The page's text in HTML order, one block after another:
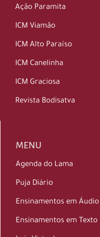
Ação Paramita
ICM Viamão
ICM Alto Paraíso
ICM Canelinha
ICM Graciosa
Revista Bodisatva
MENU
Agenda do Lama
Puja Diário
Ensinamentos em Áudio
Ensinamentos em Texto